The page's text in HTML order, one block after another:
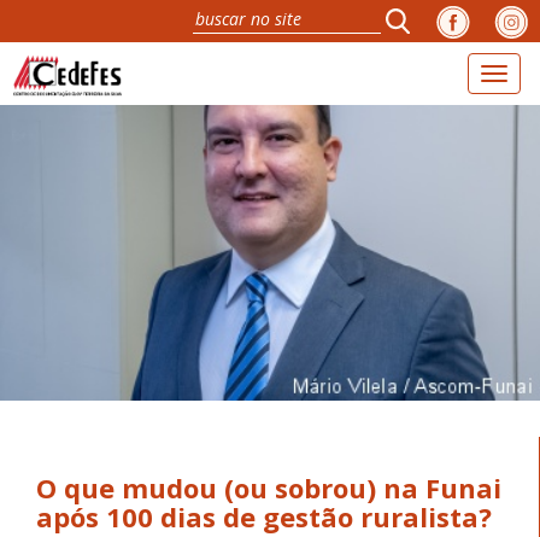
O que mudou (ou sobrou) na Funai
após 100 dias de gestão ruralista?